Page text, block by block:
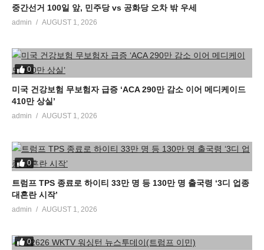
중간선거 100일 앞, 민주당 vs 공화당 오차 밖 우세
admin AUGUST 1, 2026
0
미국 건강보험 무보험자 급증 ‘ACA 290만 감소 이어 메디케이드
410만 상실’
admin AUGUST 1, 2026
0
트럼프 TPS 종료로 하이티 33만 명 등 130만 명 출국령 ‘3디 업종
대혼란 시작’
admin AUGUST 1, 2026
0